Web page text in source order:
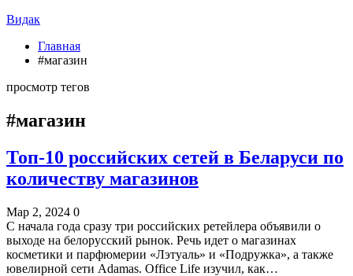
Видак
Главная
#магазин
просмотр тегов
#магазин
Топ-10 российских сетей в Беларуси по
количеству магазинов
Мар 2, 2024 0
С начала года сразу три российских ретейлера объявили о
выходе на белорусский рынок. Речь идет о магазинах
косметики и парфюмерии «Лэтуаль» и «Подружка», а также
ювелирной сети Adamas. Office Life изучил, как…